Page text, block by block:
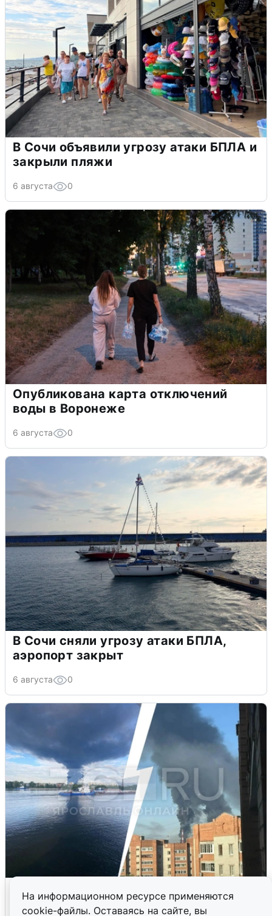
На информационном ресурсе применяются
cookie-файлы. Оставаясь на сайте, вы
В Сочи объявили угрозу атаки БПЛА и
закрыли пляжи
6 августа 0
Опубликована карта отключений
воды в Воронеже
6 августа 0
В Сочи сняли угрозу атаки БПЛА,
аэропорт закрыт
6 августа 0
попадания и последствия